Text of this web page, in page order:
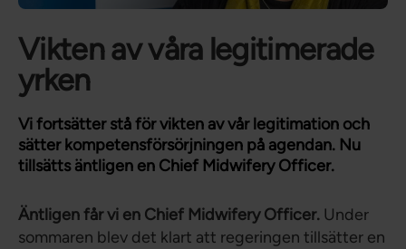
Vikten av våra legitimerade
yrken
Vi fortsätter stå för vikten av vår legitimation och
sätter kompetensförsörjningen på agendan. Nu
tillsätts äntligen en Chief Midwifery Officer.
Äntligen får vi en Chief Midwifery Officer. Under
sommaren blev det klart att regeringen tillsätter en